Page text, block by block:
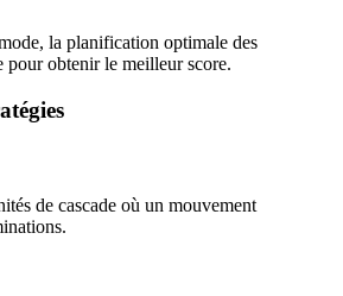
, la planification optimale des
pour obtenir le meilleur score.
de cascade où un mouvement